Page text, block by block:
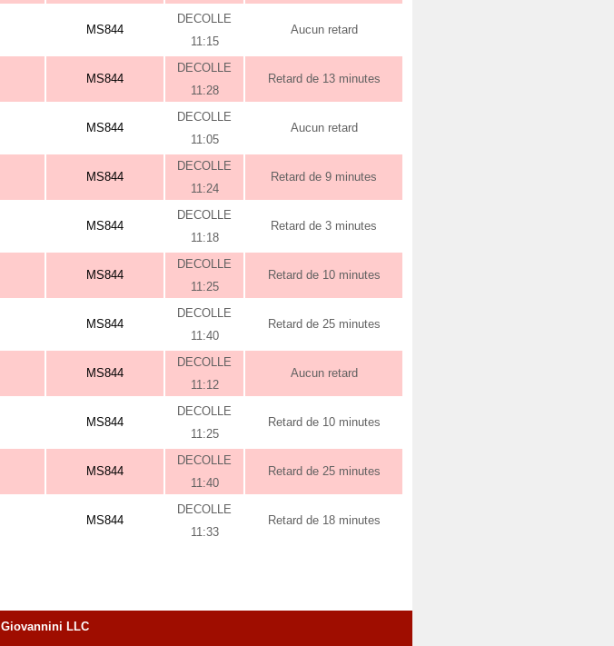
MS844
DECOLLE
11:15
Aucun retard
MS844
DECOLLE
11:28
Retard de 13 minutes
MS844
DECOLLE
11:05
Aucun retard
MS844
DECOLLE
11:24
Retard de 9 minutes
MS844
DECOLLE
11:18
Retard de 3 minutes
MS844
DECOLLE
11:25
Retard de 10 minutes
MS844
DECOLLE
11:40
Retard de 25 minutes
MS844
DECOLLE
11:12
Aucun retard
MS844
DECOLLE
11:25
Retard de 10 minutes
MS844
DECOLLE
11:40
Retard de 25 minutes
MS844
DECOLLE
11:33
Retard de 18 minutes
Giovannini LLC